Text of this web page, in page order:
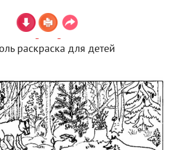
раскраска для детей